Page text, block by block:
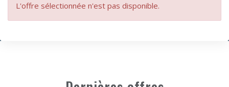
L'offre sélectionnée n'est pas disponible.